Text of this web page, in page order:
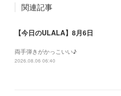
関連記事
【今日のULALA】8月6日
両手弾きがかっこいい♪
2026.08.06 06:40